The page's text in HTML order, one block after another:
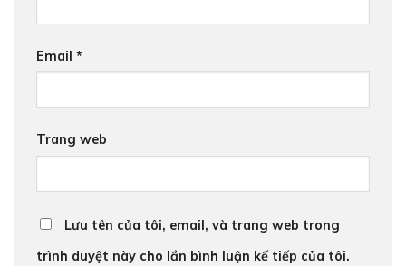
Email *
Trang web
Lưu tên của tôi, email, và trang web trong
trình duyệt này cho lần bình luận kế tiếp của tôi.